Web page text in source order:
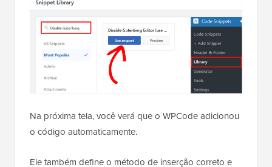
Na próxima tela, você verá que o WPCode adicionou
o código automaticamente.
Ele também define o método de inserção correto e